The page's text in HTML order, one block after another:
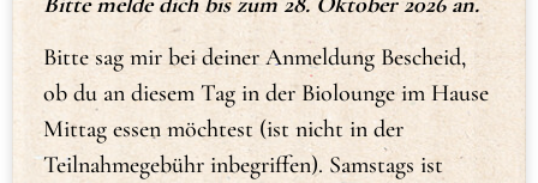
Bitte sag mir bei deiner Anmeldung Bescheid,
ob du an diesem Tag in der Biolounge im Hause
Mittag essen möchtest (ist nicht in der
Teilnahmegebühr inbegriffen). Samstags ist